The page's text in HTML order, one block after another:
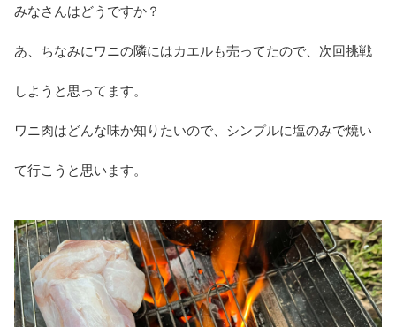
みなさんはどうですか？
あ、ちなみにワニの隣にはカエルも売ってたので、次回挑戦
しようと思ってます。
ワニ肉はどんな味か知りたいので、シンプルに塩のみで焼い
て行こうと思います。